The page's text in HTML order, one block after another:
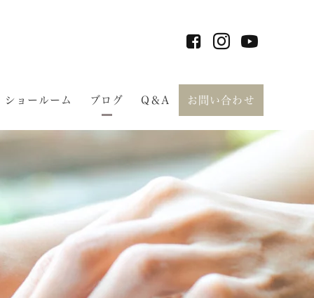
ショールーム ブログ Q＆A お問い合わせ